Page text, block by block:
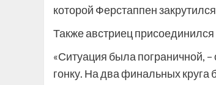
которой Ферстаппен
Также австриец
«Ситуация была пограничной,
гонку. На два финальных